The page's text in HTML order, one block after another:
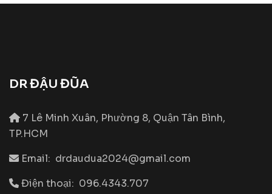
DR ĐẬU ĐŨA
7 Lê Minh Xuân, Phường 8, Quận Tân Bình,
TP.HCM
Email: drdaudua2024@gmail.com
Điện thoại: 096.4343.707